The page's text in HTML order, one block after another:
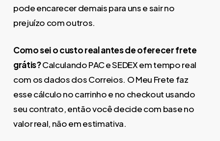
pode encarecer demais para uns e sair no
prejuízo com outros.
Como sei o custo real antes de oferecer frete
grátis?Calculando PAC e SEDEX em tempo real
com os dados dos Correios. O Meu Frete faz
esse cálculo no carrinho e no checkout usando
seu contrato, então você decide com base no
valor real, não em estimativa.